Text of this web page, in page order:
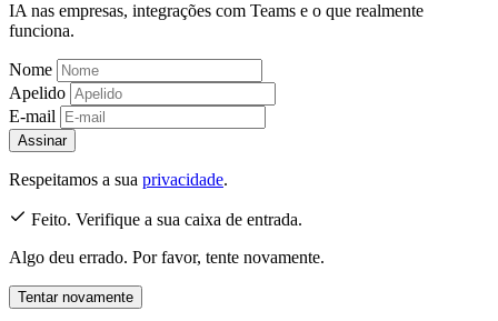
IA nas empresas, integrações com Teams e o que realmente
funciona.
Nome
Apelido
E-mail
Assinar
Respeitamos a sua privacidade.
Feito. Verifique a sua caixa de entrada.
Algo deu errado. Por favor, tente novamente.
Tentar novamente